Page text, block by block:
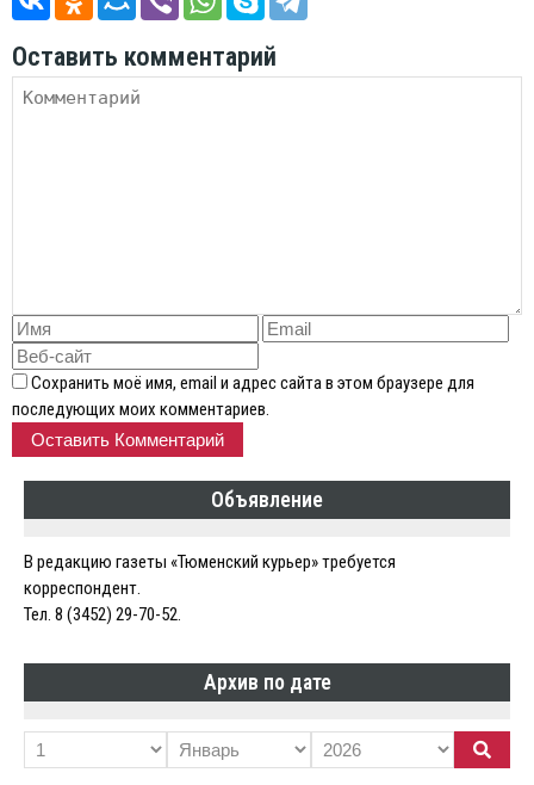
Оставить комментарий
Сохранить моё имя, email и адрес сайта в этом браузере для
последующих моих комментариев.
Объявление
В редакцию газеты «Тюменский курьер» требуется
корреспондент.
Тел. 8 (3452) 29-70-52.
Архив по дате